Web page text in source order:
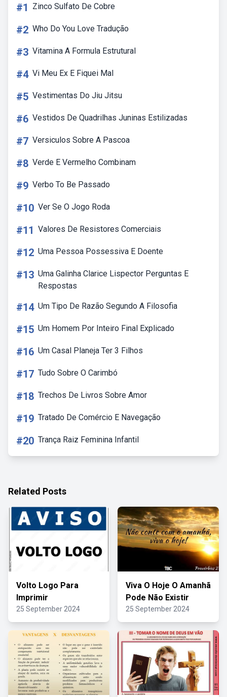
#1 Zinco Sulfato De Cobre
#2 Who Do You Love Tradução
#3 Vitamina A Formula Estrutural
#4 Vi Meu Ex E Fiquei Mal
#5 Vestimentas Do Jiu Jitsu
#6 Vestidos De Quadrilhas Juninas Estilizadas
#7 Versiculos Sobre A Pascoa
#8 Verde E Vermelho Combinam
#9 Verbo To Be Passado
#10 Ver Se O Jogo Roda
#11 Valores De Resistores Comerciais
#12 Uma Pessoa Possessiva E Doente
#13 Uma Galinha Clarice Lispector Perguntas E
Respostas
#14 Um Tipo De Razão Segundo A Filosofia
#15 Um Homem Por Inteiro Final Explicado
#16 Um Casal Planeja Ter 3 Filhos
#17 Tudo Sobre O Carimbó
#18 Trechos De Livros Sobre Amor
#19 Tratado De Comércio E Navegação
#20 Trança Raiz Feminina Infantil
Related Posts
Volto Logo Para
Imprimir
25 September 2024
Viva O Hoje O Amanhã
Pode Não Existir
25 September 2024